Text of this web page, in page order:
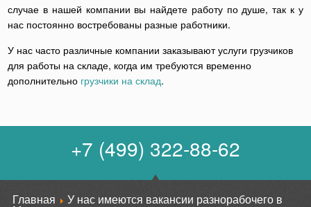
случае в нашей компании вы найдете работу по душе, так к у
нас постоянно востребованы разные работники.
У нас часто различные компании заказывают услуги грузчиков
для работы на складе, когда им требуются временно
дополнительно грузчики на склад.
+7 (499) 322-88-62
Главная У нас имеются вакансии разнорабочего в